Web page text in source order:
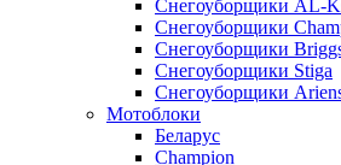
Снегоуборщики AL-
Снегоуборщики
Снегоуборщики
Снегоуборщики Stiga
Снегоуборщики
Мотоблоки
Беларус
Champion